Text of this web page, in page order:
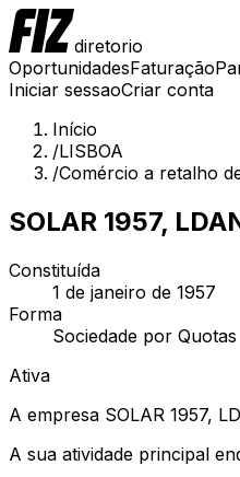
diretorio
OportunidadesFaturação
Iniciar sessaoCriar conta
Início
/LISBOA
/Comércio a retalho
SOLAR 1957, LDA
Constituída
1 de janeiro de 1957
Forma
Sociedade por Quotas
Ativa
A empresa SOLAR 1957,
A sua atividade principal